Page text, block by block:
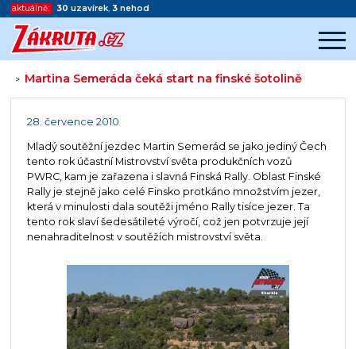
aktuálně: 30 uzavírek, 3 nehod
> Martina Semeráda čeká start na finské šotolině
Začátek reklamy
28. července 2010
Mladý soutěžní jezdec Martin Semerád se jako jediný Čech
tento rok účastní Mistrovství světa produkčních vozů
PWRC, kam je zařazena i slavná Finská Rally. Oblast Finské
Rally je stejně jako celé Finsko protkáno množstvím jezer,
která v minulosti dala soutěži jméno Rally tisíce jezer. Ta
tento rok slaví šedesátileté výročí, což jen potvrzuje její
nenahraditelnost v soutěžích mistrovství světa.